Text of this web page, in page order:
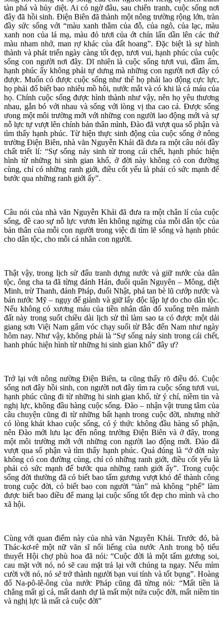
tàn phá và hủy diệt. Ai có ngờ đâu, sau chiến tranh, cuộc sống nơi
đây đã hồi sinh. Điện Biên đã thành một nông trường rộng lớn, tràn
đầy sức sống với “màu xanh thẳm của đỗ, của ngô, của lạc, màu
xanh non của lá mạ, màu đỏ tươi của ớt chín lấn dần lên các thứ
màu nham nhở, man rợ khác của đất hoang”. Đặc biệt là sự hình
thành và phát triển ngày càng tốt đẹp, tươi vui, hạnh phúc của cuộc
sống con người nơi đây. Dĩ nhiên là cuộc sống tươi vui, đầm ấm,
hạnh phúc ấy không phải tự dưng mà những con người nơi đây có
được. Muốn có được cuộc sống như thế họ phải lao động cực lực,
họ phải đổ biết bao nhiêu mồ hôi, nước mắt và có khi là cả máu của
họ. Chính cuộc sống được hình thành như vậy, nên họ yêu thương
nhau, gắn bó với nhau và sống với lòng vị tha cao cả. Được sống
ưong một môi trường mới với những con người lao động mới và sự
nỗ lực tự vượt lên chính bản thân mình, Đào đã vượt qua số phận và
tìm thấy hạnh phúc. Từ hiện thực sinh động của cuộc sống ở nông
trường Điện Biên, nhà văn Nguyễn Khải đã đưa ra một câu nói đầy
chất triết lí: “Sự sống nảy sinh từ trong cái chết, hạnh phúc hiện
hình từ những hi sinh gian khổ, ở đời này không cỏ con đường
cùng, chỉ có những ranh giới, điều cốt yếu là phải có sức mạnh để
bước qua những ranh giới ấy”.
Câu nói của nhà văn Nguyễn Khải đã đưa ra một chân lí của cuộc
sống, đề cao sự nỗ lực vươn lên không ngừng của mỗi dân tộc của
bản thân của mỗi con người trong việc đi tìm lẽ sống và hạnh phúc
cho dân tộc, cho mỗi cá nhân con người.
Thật vậy, trong lịch sử đấu tranh dựng nước và giữ nước của dân
tộc, ông cha ta đã từng đánh Hán, đuổi quân Nguyên – Mông, diệt
Minh, trừ Thanh, đánh Pháp, đuổi Nhật, phá tan bè lũ cướp nước và
bán nước Mỹ – ngụy để giành và giữ lấy độc lập lự do cho dân tộc.
Nếu không có xương máu của tiền nhân dân đổ xuống trên mảnh
đất này trong suốt chiều dài lịch sử thì làm sao ta có được một dải
giang sơn Việi Nam gấm vóc chạy suối từ Bắc đến Nam như ngày
hôm nay. Như vậy, không phải là “Sự sống nảy sinh trong cái chết,
hanh phúc hiện hình từ những hi sinh gian khổ” đây ư?
Trở lại với nông nường Điện Biên, ta cũng thấy rõ điều đó. Cuộc
sống nơi đây hồi sinh, con người nơi đây tìm ra cuộc sống tươi vui,
hạnh phúc cũng đi từ những hi sinh gian khổ, từ ý chí, niềm tin và
nghị lực, không đầu hàng cuộc sống. Đào – nhận vật trung tâm của
câu chuyện cũng đi từ những bất hạnh trong cuộc đời, nhưng nhờ
có lòng khát khao cuộc sống, có ý thức không đầu hàng số phận,
nên Đào mới lưu lạc đến nông trường Điện Biên và ở đây, trong
một môi trường mới với những con người lao động mới. Đào đã
vượt qua số phận và tìm thấy hạnh phúc. Quả đúng là “ở đời này
không có con đường cùng, chỉ có những ranh giới, điều cốt yếu là
phải cỏ sức mạnh để bước qua những ranh giới ấy”. Trong cuộc
sống đời thường đã có biết bao tấm gương vượt khó để thành công
trong cuộc đời, có biết bao con người “tàn” mà không “phế” làm
được biết bao điều để mang lại cuộc sống tốt đẹp cho mình và cho
xã hội.
Cùng với quan điểm này của nhà văn Nguyễn Khải. Trước đó, bà
Thác-kơ-rê một nữ văn sĩ nổi liếng của nước Anh trong bộ tiểu
thuyết Hội chợ phù hoa đã nói:“Cuộc đời là một tấm gương soi,
cau mặt với nó, nó sẽ cau mặt trả lại với chúng ta ngay. Nếu mỉm
cười với nó, nó sẽtrở thành người bạn vui tính và tốt bụng”. Hoàng
đố Na-pô-lê-ông của nước Pháp cũng đã từng nói: “Mất tiền là
chẳng mất gì cả, mất danh dự là mất một nửa cuộc đời, mất niềm tin
và nghị lực là mất cả cuộc đời”